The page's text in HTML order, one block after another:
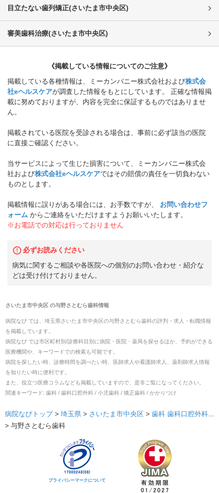
目立たない歯列矯正(さいたま市中央区)
審美歯科治療(さいたま市中央区)
《掲載している情報についてのご注意》
掲載している各種情報は、ミーカンパニー株式会社および株式会
社eヘルスケアが調査した情報をもとにしています。 正確な情報掲
載に努めておりますが、内容を完全に保証するものではありませ
ん。
掲載されている医院を受診される場合は、事前に必ず該当の医院
に直接ご確認ください。
当サービスによって生じた損害について、ミーカンパニー株式会
社および株式会社eヘルスケアではその賠償の責任を一切負わない
ものとします。
掲載情報に誤りがある場合には、お手数ですが、
お問い合わせフ
ォーム からご連絡をいただけますようお願いいたします。
※お電話での対応は行っておりません
必ずお読みください
病気に関するご相談や各医院への個別のお問い合わせ・紹介な
どは受け付けておりません。
さいたま市中央区の与野さとむら歯科情報
病院なび では、 埼玉県さいたま市中央区の与野さとむら歯科の評判・求人・転職情報
を掲載しています。
病院なび では市区町村別/診療科目別に病院・医院・薬局を探せるほか、予約ができる
医療機関や、キーワードでの検索も可能です。
病院を探したい時、診療時間を調べたい時、医師求人や看護師求人、薬剤師求人情報
を知りたい時に便利です。
また、役立つ医療コラムなども掲載していますので、是非ご覧になってください。
関連キーワード: 歯科 / 歯科口腔外科 / 小児歯科 / 矯正歯科 / かかりつけ
病院なびトップ> 埼玉県 > さいたま市中央区 > 歯科 歯科口腔外科
> 与野さとむら歯科
プライバシーマークについて